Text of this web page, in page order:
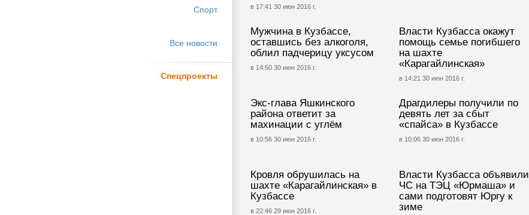
Спорт
Все новости
Спецпроекты
в 17:41 30 июн 2016 г.
Мужчина в Кузбассе,
оставшись без алкоголя,
облил падчерицу уксусом
в 14:50 30 июн 2016 г.
Власти Кузбасса окажут
помощь семье погибшего
на шахте
«Карагайлинская»
в 14:21 30 июн 2016 г.
Экс-глава Яшкинского
района ответит за
махинации с углём
в 10:56 30 июн 2016 г.
Драгдилеры получили по
девять лет за сбыт
«спайса» в Кузбассе
в 10:06 30 июн 2016 г.
Кровля обрушилась на
шахте «Карагайлинская» в
Кузбассе
в 22:46 29 июн 2016 г.
Власти Кузбасса объявили
ЧС на ТЭЦ «Юрмаша» и
сами подготовят Юргу к
зиме